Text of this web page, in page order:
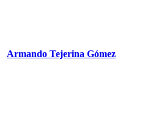
Armando Tejerina Gómez